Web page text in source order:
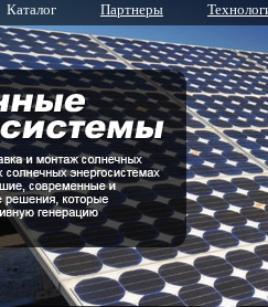
Каталог Партнеры